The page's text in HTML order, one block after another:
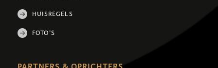
HUISREGELS
FOTO'S